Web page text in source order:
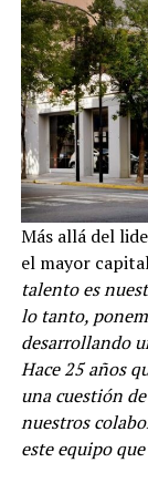
Más allá del
el mayor
talento es
lo tanto,
desarrollando
Hace 25 años
una cuestión
nuestros
este equipo